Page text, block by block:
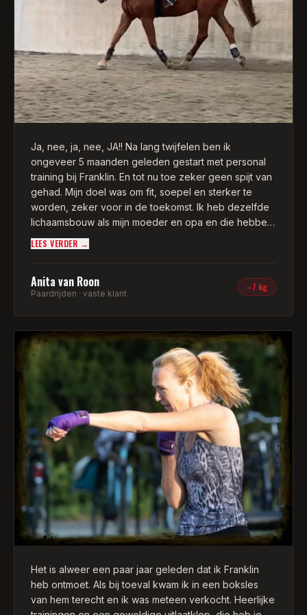
kneepjes van deze sport. Buiten het coachen in het
sporten trekt Franklin mij er mentaal ook doorheen. En
dit alles heeft geresulteerd in het fitter voelen, dat ik
weer plezier kreeg in het sporten, mijzelf weer voor
een deel terugvond en dat ik 20 kilo afviel in een jaar
tijd! Ik heb afgelopen zomer zelfs de Mud Masters 12
kilometer gelopen, wie had dat ooit kunnen
bedenken. Franklin is one of a kind en ik raad hem
Ja, nee, ja, nee, JA!! Na lang twijfelen ben ik
ongeveer 5 maanden geleden gestart met personal
training bij Franklin. En tot nu toe zeker geen spijt van
gehad. Mijn doel was om fit, soepel en sterker te
worden, zeker voor in de toekomst. Ik heb dezelfde
lichaamsbouw als mijn moeder en opa en die hebben
beide veel problemen gehad met rug, knieën en
benen en dit wil ik proberen te voorkomen.
Dankzij Franklin ben ik mij nu veel bewuster van mijn
houding, waar ik met paardrijden ook veel plezier en
zeker bij andere sporten. Leuke bijkomstigheid is dat
ik ook al ruim 7 kg ben afgevallen en hier veel leuke
reacties op krijg. Dat doet een mens altijd goed.
Elke training is weer een verrassing wat we gaan
doen die week, dit maakt het afwisselend. Maar wel
natuurlijk altijd boksen en wat is dat heerlijk om te
doen! Dat is echt een uitlaatklep geworden. Al met al
ben ik heel blij dat ik gekozen heb voor personal
training bij Franklin! Mijn advies is om zeker een keer
een training te volgen bij Franklin.
LEES VERDER →
Anita van Roon
Paardrijden · vaste klant
–7 kg
Het is alweer een paar jaar geleden dat ik Franklin
heb ontmoet. Als bij toeval kwam ik in een boksles
van hem terecht en ik was meteen verkocht. Heerlijke